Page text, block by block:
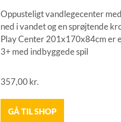
Oppusteligt vandlegecenter
ned i vandet og en sprøjtende
Play Center 201x170x84cm er
3+ med indbyggede spil
357,00kr.
GÅ TIL SHOP